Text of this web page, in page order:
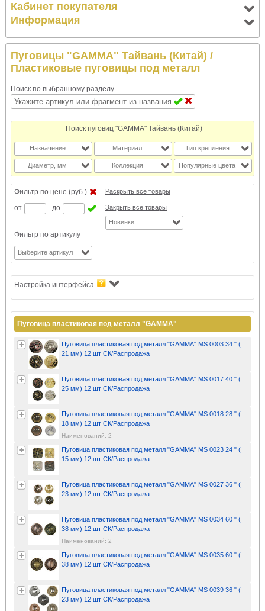
Кабинет покупателя
Информация
Пуговицы "GAMMA" Тайвань (Китай) /
Пластиковые пуговицы под металл
Поиск по выбранному разделу
Поиск пуговиц "GAMMA" Тайвань (Китай)
Назначение Материал Тип крепления
Диаметр, мм Коллекция Популярные цвета
Фильтр по цене (руб.)
от
до
Раскрыть все товары
Закрыть все товары
Новинки
Фильтр по артикулу
Выберите артикул
Настройка интерфейса
Пуговица пластиковая под металл "GAMMA"
Пуговица пластиковая под металл "GAMMA" MS 0003 34 " (
21 мм) 12 шт СК/Распродажа
Пуговица пластиковая под металл "GAMMA" MS 0017 40 " (
25 мм) 12 шт СК/Распродажа
Пуговица пластиковая под металл "GAMMA" MS 0018 28 " (
18 мм) 12 шт СК/Распродажа
Наименований: 2
Пуговица пластиковая под металл "GAMMA" MS 0023 24 " (
15 мм) 12 шт СК/Распродажа
Пуговица пластиковая под металл "GAMMA" MS 0027 36 " (
23 мм) 12 шт СК/Распродажа
Пуговица пластиковая под металл "GAMMA" MS 0034 60 " (
38 мм) 12 шт СК/Распродажа
Наименований: 2
Пуговица пластиковая под металл "GAMMA" MS 0035 60 " (
38 мм) 12 шт СК/Распродажа
Пуговица пластиковая под металл "GAMMA" MS 0039 36 " (
23 мм) 12 шт СК/Распродажа